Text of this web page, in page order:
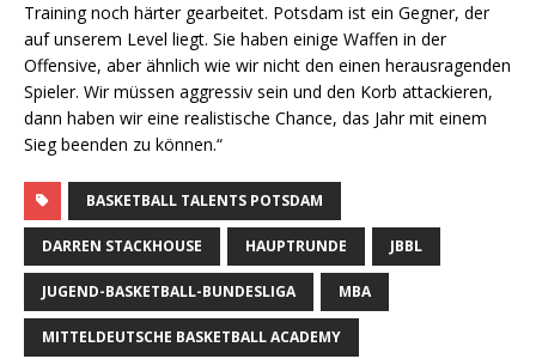
Training noch härter gearbeitet. Potsdam ist ein Gegner, der
auf unserem Level liegt. Sie haben einige Waffen in der
Offensive, aber ähnlich wie wir nicht den einen herausragenden
Spieler. Wir müssen aggressiv sein und den Korb attackieren,
dann haben wir eine realistische Chance, das Jahr mit einem
Sieg beenden zu können.“
BASKETBALL TALENTS POTSDAM
DARREN STACKHOUSE HAUPTRUNDE JBBL
JUGEND-BASKETBALL-BUNDESLIGA MBA
MITTELDEUTSCHE BASKETBALL ACADEMY